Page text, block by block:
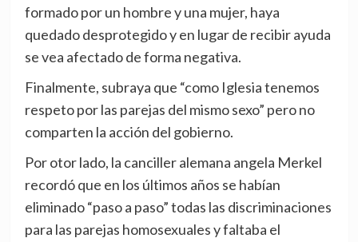
formado por un hombre y una mujer, haya
quedado desprotegido y en lugar de recibir ayuda
se vea afectado de forma negativa.
Finalmente, subraya que “como Iglesia tenemos
respeto por las parejas del mismo sexo” pero no
comparten la acción del gobierno.
Por otor lado, la canciller alemana angela Merkel
recordó que en los últimos años se habían
eliminado “paso a paso” todas las discriminaciones
para las parejas homosexuales y faltaba el